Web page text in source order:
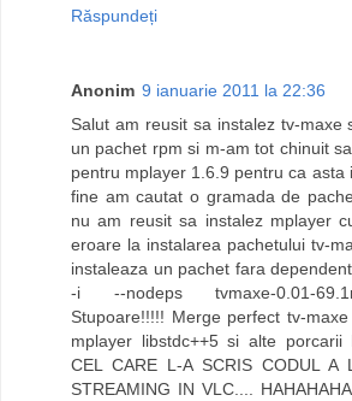
Răspundeți
Anonim 9 ianuarie 2011 la 22:36
Salut am reusit sa instalez tv-maxe
un pachet rpm si m-am tot chinuit
pentru mplayer 1.6.9 pentru ca asta
fine am cautat o gramada de
nu am reusit sa instalez mplayer
eroare la instalarea pachetului tv-
instaleaza un pachet fara
-i --nodeps tvmaxe-0.01-
Stupoare!!!!! Merge perfect tv-
mplayer libstdc++5 si alte porcarii
CEL CARE L-A SCRIS CODUL A
STREAMING IN VLC....